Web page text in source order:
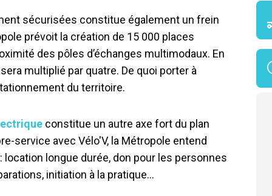
sécurisées constitue également un frein
prévoit la création de 15 000 places
des pôles d’échanges multimodaux. En
multiplié par quatre. De quoi porter à
du territoire.
constitue un autre axe fort du plan
service avec Vélo'V, la Métropole entend
longue durée, don pour les personnes
initiation à la pratique…